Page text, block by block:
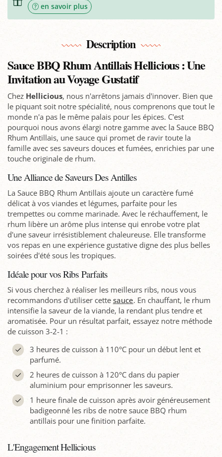
en savoir plus
Description
Sauce BBQ Rhum Antillais Hellicious : Une
Invitation au Voyage Gustatif
Chez Hellicious, nous n'arrêtons jamais d'innover. Bien que
le piquant soit notre spécialité, nous comprenons que tout le
monde n'a pas le même palais pour les épices. C'est
pourquoi nous avons élargi notre gamme avec la Sauce BBQ
Rhum Antillais, une sauce qui promet de ravir toute la
famille avec ses saveurs douces et fumées, enrichies par une
touche originale de rhum.
Une Alliance de Saveurs Des Antilles
La Sauce BBQ Rhum Antillais ajoute un caractère fumé
délicat à vos viandes et légumes, parfaite pour les
trempettes ou comme marinade. Avec le réchauffement, le
rhum libère un arôme plus intense qui enrobe votre plat
d'une saveur irrésistiblement chaleureuse. Elle transforme
vos repas en une expérience gustative digne des plus belles
soirées d'été sous les tropiques.
Idéale pour vos Ribs Parfaits
Si vous cherchez à réaliser les meilleurs ribs, nous vous
recommandons d'utiliser cette sauce. En chauffant, le rhum
intensifie la saveur de la viande, la rendant plus tendre et
aromatisée. Pour un résultat parfait, essayez notre méthode
de cuisson 3-2-1 :
3 heures de cuisson à 110°C pour un début lent et
parfumé.
2 heures de cuisson à 120°C dans du papier
aluminium pour emprisonner les saveurs.
1 heure finale de cuisson après avoir généreusement
badigeonné les ribs de notre sauce BBQ rhum
antillais pour une finition parfaite.
L'Engagement Hellicious